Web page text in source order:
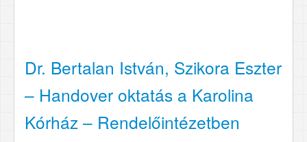
Dr. Bertalan István, Szikora Eszter
– Handover oktatás a Karolina
Kórház – Rendelőintézetben